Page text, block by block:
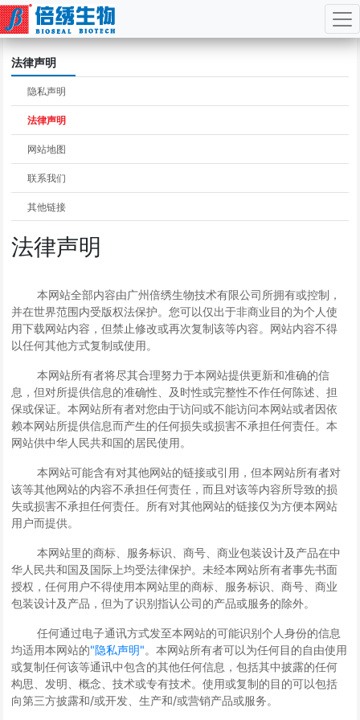
Jump
to
navigation
法律声明
隐私声明
法律声明
网站地图
联系我们
其他链接
法律声明
本网站全部内容由广州倍绣生物技术有限公司所拥有或控制，
并在世界范围内受版权法保护。您可以仅出于非商业目的为个人使
用下载网站内容，但禁止修改或再次复制该等内容。网站内容不得
以任何其他方式复制或使用。
本网站所有者将尽其合理努力于本网站提供更新和准确的信
息，但对所提供信息的准确性、及时性或完整性不作任何陈述、担
保或保证。本网站所有者对您由于访问或不能访问本网站或者因依
赖本网站所提供信息而产生的任何损失或损害不承担任何责任。本
网站供中华人民共和国的居民使用。
本网站可能含有对其他网站的链接或引用，但本网站所有者对
该等其他网站的内容不承担任何责任，而且对该等内容所导致的损
失或损害不承担任何责任。所有对其他网站的链接仅为方便本网站
用户而提供。
本网站里的商标、服务标识、商号、商业包装设计及产品在中
华人民共和国及国际上均受法律保护。未经本网站所有者事先书面
授权，任何用户不得使用本网站里的商标、服务标识、商号、商业
包装设计及产品，但为了识别指认公司的产品或服务的除外。
任何通过电子通讯方式发至本网站的可能识别个人身份的信息
均适用本网站的"隐私声明"。本网站所有者可以为任何目的自由使用
或复制任何该等通讯中包含的其他任何信息，包括其中披露的任何
构思、发明、概念、技术或专有技术。使用或复制的目的可以包括
向第三方披露和/或开发、生产和/或营销产品或服务。